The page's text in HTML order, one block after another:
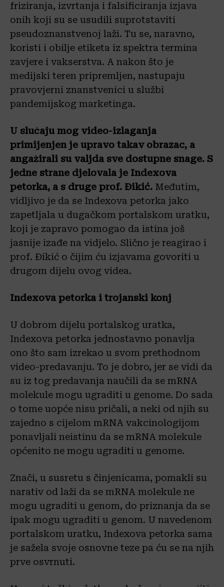
friziranja, izvrtanja i falsificiranja izjava
onih koji su se usudili suprotstaviti
pseudoznanstvenoj laži. Tu se, naravno,
koristi i obilje etiketa iz spektra termina
zavjere i vakserstva. A nakon što je
medijski teren pripremljen, nastupaju
pravovjerni znanstvenici u službi
pandemijskog marketinga.
U slučaju mog video-izlaganja
primijenjen je upravo takav obrazac, a
angažirali su valjda sve dostupne snage. S
jedne strane djelovala je Indexova
petorka, a s druge prof. Đikić. Međutim,
vidljivo je da se Indexova petorka jako
zapetljala u dugačkom portalskom uratku,
koji je zapravo pomogao da istina još
jasnije izađe na vidjelo. Slično je reagirao i
prof. Đikić o čijim ću izjavama govoriti u
drugom dijelu ovog videa.
Indexova petorka i trojanski konj
U dobrom dijelu portalskog uratka,
Indexova petorka jednostavno ponavlja
ono što sam izrekao u svom prethodnom
video-predavanju. To je dobro, jer se vidi da
su iz tog predavanja naučili da se mRNA
molekule mogu ugraditi u genome. Do sada
o tome uopće nisu pričali, a neki od njih su
zajedno s cijelom mRNA vakcinologijom
ponavljali neistinu da se mRNA molekule
općenito ne mogu ugraditi u genome.
Znači, u susretu s činjenicama, pomakli su
narativ od laži da se mRNA molekule ne
mogu ugraditi u genom, do priznanja da se
ipak mogu ugraditi u genom. U navedenom
portalskom uratku, Indexova petorka sama
je sažela svoje osnovne teze pa ću se na njih
prve osvrnuti.